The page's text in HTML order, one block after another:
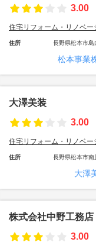
3.00
住宅リフォーム・リノベー
住所 長野県松本市島
松本事業
大澤美装
3.00
住宅リフォーム・リノベー
住所 長野県松本市南
大澤
株式会社中野工務店
3.00